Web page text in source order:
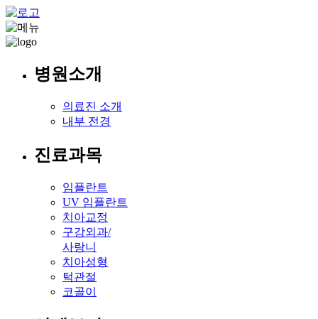
병원소개
의료진 소개
내부 전경
진료과목
임플란트
UV 임플란트
치아교정
구강외과/
사랑니
치아성형
턱관절
코골이